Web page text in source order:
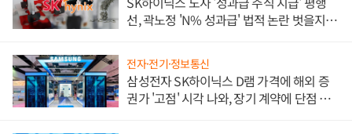
선, 곽노정 'N% 성과급' 법적 논란 벗을지 주
전자·전기·정보통신
삼성전자 SK하이닉스 D램 가격에 해외 증
권가 '고점' 시각 나와, 장기 계약에 단점 부